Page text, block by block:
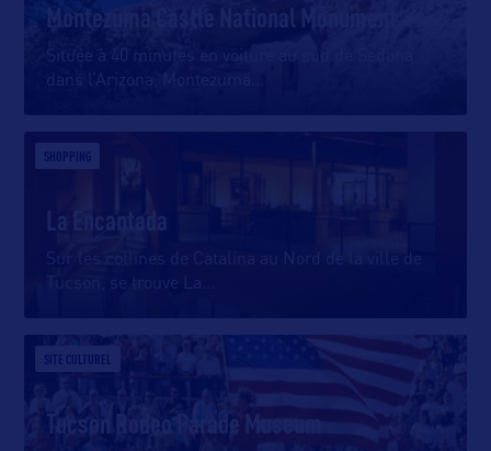
Montezuma Castle National Monument
Située à 40 minutes en voiture au sud de Sedona
dans l’Arizona, Montezuma
SHOPPING
La Encantada
Sur les collines de Catalina au Nord de la ville de
Tucson, se trouve La
SITE CULTUREL
Tucson Rodeo Parade Museum